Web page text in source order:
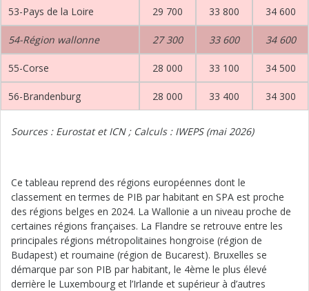
53-Pays de la Loire 29 700 33 800 34 600
54-Région wallonne 27 300 33 600 34 600
55-Corse 28 000 33 100 34 500
56-Brandenburg 28 000 33 400 34 300
Sources : Eurostat et ICN ; Calculs : IWEPS (mai 2026)
Ce tableau reprend des régions européennes dont le
classement en termes de PIB par habitant en SPA est proche
des régions belges en 2024. La Wallonie a un niveau proche de
certaines régions françaises. La Flandre se retrouve entre les
principales régions métropolitaines hongroise (région de
Budapest) et roumaine (région de Bucarest). Bruxelles se
démarque par son PIB par habitant, le 4ème le plus élevé
derrière le Luxembourg et l’Irlande et supérieur à d’autres